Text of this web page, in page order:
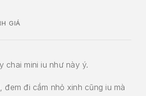
GIÁ
chai mini iu như này ý.
đem đi cầm nhỏ xinh cũng iu mà